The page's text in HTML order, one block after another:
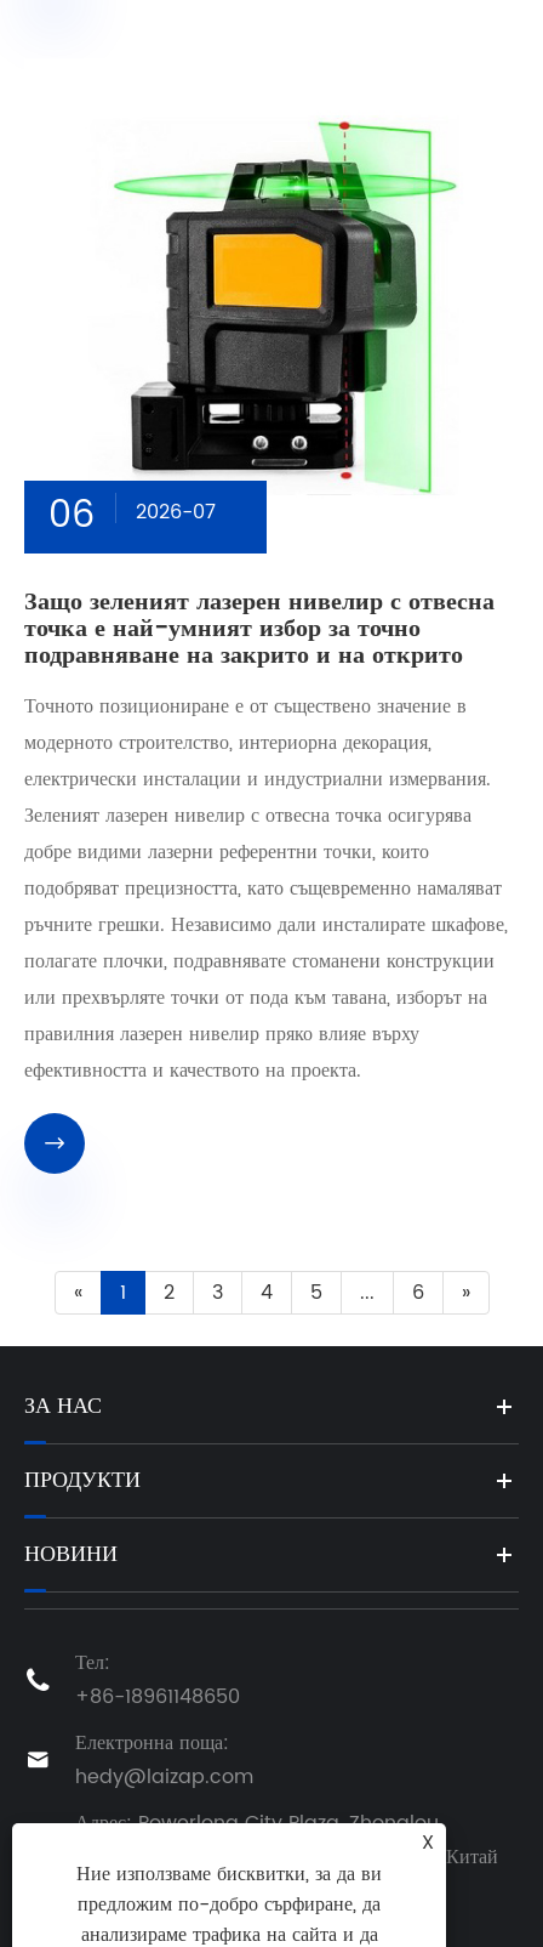
06 2026-07
Защо зеленият лазерен нивелир с отвесна
точка е най-умният избор за точно
подравняване на закрито и на открито
Точното позициониране е от съществено значение в
модерното строителство, интериорна декорация,
електрически инсталации и индустриални измервания.
Зеленият лазерен нивелир с отвесна точка осигурява
добре видими лазерни референтни точки, които
подобряват прецизността, като същевременно намаляват
ръчните грешки. Независимо дали инсталирате шкафове,
полагате плочки, подравнявате стоманени конструкции
или прехвърляте точки от пода към тавана, изборът на
правилния лазерен нивелир пряко влияе върху
ефективността и качеството на проекта.

« 1 2 3 4 5 ... 6 »
ЗА НАС
ПРОДУКТИ
НОВИНИ

Тел:
+86-18961148650

Електронна поща:
hedy@laizap.com
Адрес: Powerlong City Plaza, Zhonglou
District, Changzhou, Jiangsu Province, Китай
X
Ние използваме бисквитки, за да ви
предложим по-добро сърфиране, да
анализираме трафика на сайта и да